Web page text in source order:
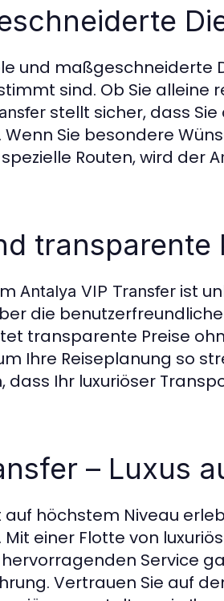
und maßgeschneiderte
sind. Ob Sie alleine
stellt sicher, dass
Sie besondere
Routen, wird der
transparente
Antalya VIP Transfer ist
die
transparente Preise
Ihre Reiseplanung so
dass Ihr luxuriöser
– Luxus
auf höchstem Niveau
einer Flotte von
Service
Vertrauen Sie auf